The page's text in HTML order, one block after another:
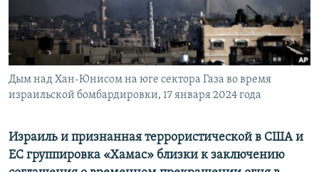
ПОБЕДИТЕЛЕЙ НЕ СУДЯТ?
КРЫМ.НЕПОКОРЕННЫЙ
ELIFBE
УКРАИНСКАЯ ПРОБЛЕМА КРЫМА
ПРИСОЕДИНЯЙТЕСЬ!
Все сайты RFE/RL
Дым над Хан-Юнисом на юге сектора Газа во время
израильской бомбардировки, 17 января 2024 года
Израиль и признанная террористической в США и
ЕС группировка «Хамас» близки к заключению